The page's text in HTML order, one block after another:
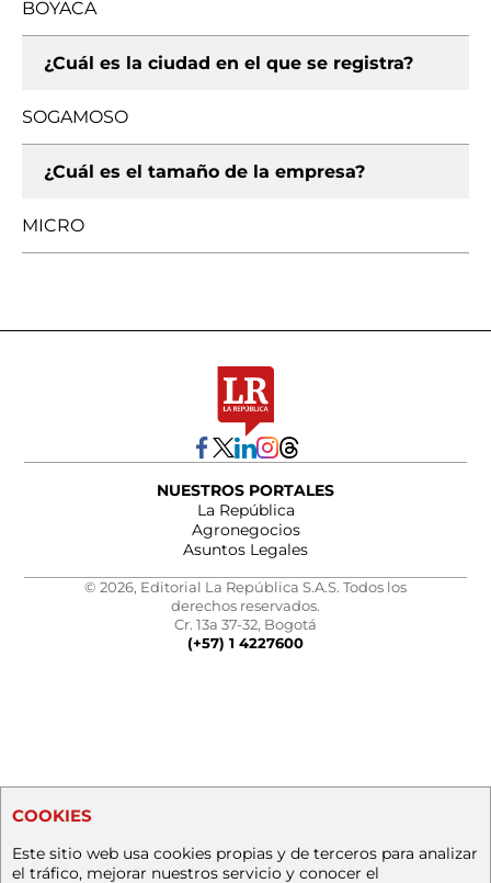
BOYACA
¿Cuál es la ciudad en el que se registra?
SOGAMOSO
¿Cuál es el tamaño de la empresa?
MICRO
NUESTROS PORTALES
La República
Agronegocios
Asuntos Legales
© 2026, Editorial La República S.A.S. Todos los
derechos reservados.
Cr. 13a 37-32, Bogotá
(+57) 1 4227600
COOKIES
Este sitio web usa cookies propias y de terceros para analizar
el tráfico, mejorar nuestros servicio y conocer el